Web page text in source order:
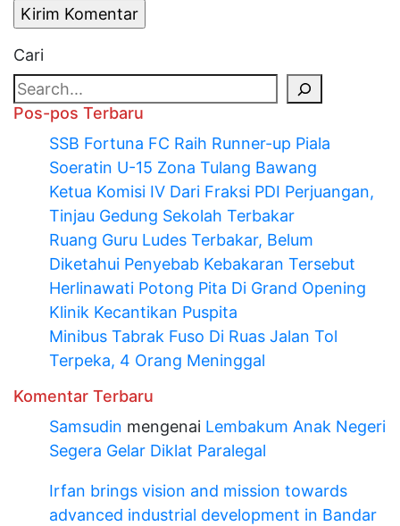
Cari
Pos-pos Terbaru
SSB Fortuna FC Raih Runner-up Piala
Soeratin U-15 Zona Tulang Bawang
Ketua Komisi IV Dari Fraksi PDI Perjuangan,
Tinjau Gedung Sekolah Terbakar
Ruang Guru Ludes Terbakar, Belum
Diketahui Penyebab Kebakaran Tersebut
Herlinawati Potong Pita Di Grand Opening
Klinik Kecantikan Puspita
Minibus Tabrak Fuso Di Ruas Jalan Tol
Terpeka, 4 Orang Meninggal
Komentar Terbaru
Samsudin mengenai Lembakum Anak Negeri
Segera Gelar Diklat Paralegal
Irfan brings vision and mission towards
advanced industrial development in Bandar